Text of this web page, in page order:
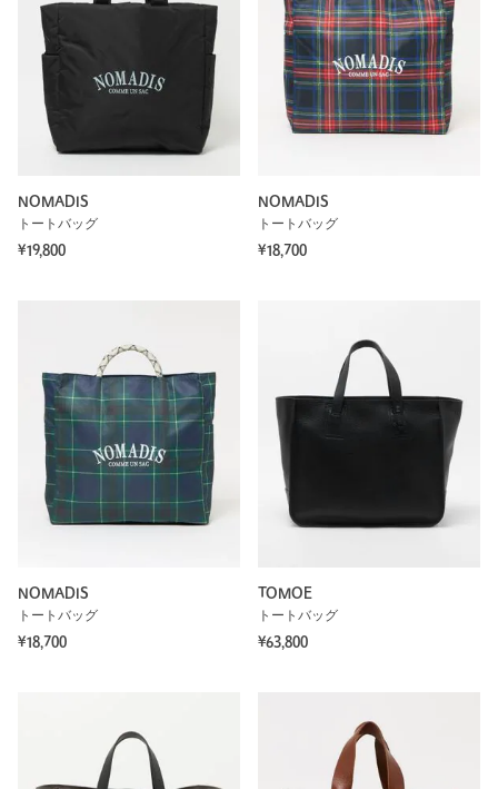
NOMADIS
トートバッグ
¥19,800
NOMADIS
トートバッグ
¥18,700
NOMADIS
トートバッグ
¥18,700
TOMOE
トートバッグ
¥63,800